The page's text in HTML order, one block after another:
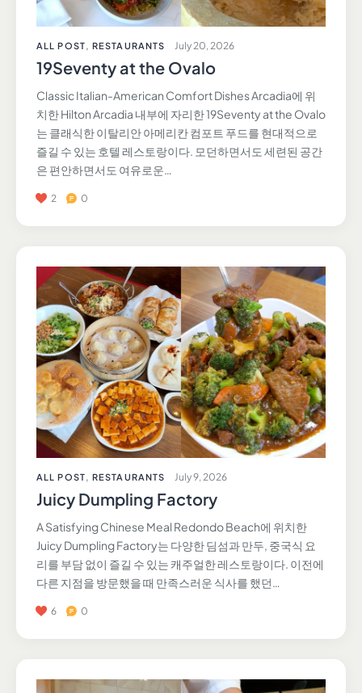
ALL POST,RESTAURANTS July 20, 2026
19Seventy at the Ovalo
Classic Italian-American Comfort Dishes Arcadia에 위
치한 Hilton Arcadia 내부에 자리한 19Seventy at the Ovalo
는 클래식한 이탈리안 아메리칸 컴포트 푸드를 현대적으로
즐길 수 있는 호텔 레스토랑이다. 모던하면서도 세련된 공간
은 편안하면서도 여유로운…
2 0
ALL POST,RESTAURANTS July 9, 2026
Juicy Dumpling Factory
A Satisfying Chinese Meal Redondo Beach에 위치한
Juicy Dumpling Factory는 다양한 딤섬과 만두, 중국식 요
리를 부담 없이 즐길 수 있는 캐주얼한 레스토랑이다. 이전에
다른 지점을 방문했을 때 만족스러운 식사를 했던…
6 0